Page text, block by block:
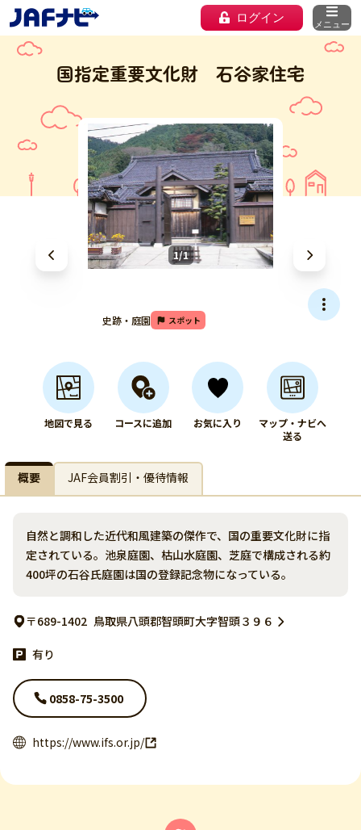
ログイン メニュー
国指定重要文化財 石谷家住宅
1/1
史跡・庭園 スポット
地図で見る コースに追加 お気に入り
マップ・ナビへ
送る
概要 JAF会員割引・優待情報
自然と調和した近代和風建築の傑作で、国の重要文化財に指
定されている。池泉庭園、枯山水庭園、芝庭で構成される約
400坪の石谷氏庭園は国の登録記念物になっている。
〒689-1402 鳥取県八頭郡智頭町大字智頭３９６
有り
0858-75-3500
https://www.ifs.or.jp/